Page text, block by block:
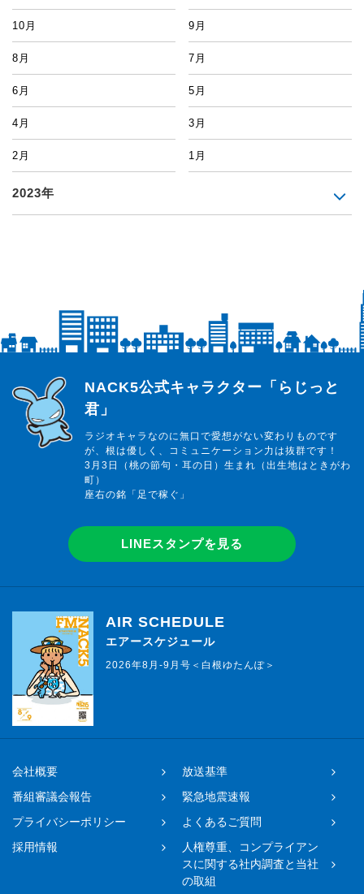
10月 9月
8月 7月
6月 5月
4月 3月
2月 1月
2023年
らじっと君
NACK5公式キャラクター「らじっと
君」
ラジオキャラなのに無口で愛想がない変わりものです
が、根は優しく、コミュニケーション力は抜群です！
3月3日（桃の節句・耳の日）生まれ（出生地はときがわ
町）
座右の銘「足で稼ぐ」
LINEスタンプを見る
AIR SCHEDULE
エアースケジュール
2026年8月-9月号＜白根ゆたんぽ＞
会社概要
放送基準
番組審議会報告
緊急地震速報
プライバシーポリシー
よくあるご質問
採用情報
人権尊重、コンプライアン
スに関する社内調査と当社
の取組